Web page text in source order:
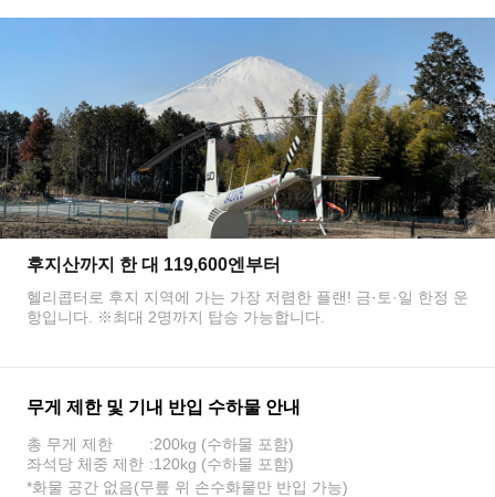
후지산까지 한 대 119,600엔부터
헬리콥터로 후지 지역에 가는 가장 저렴한 플랜! 금·토·일 한정 운
항입니다. ※최대 2명까지 탑승 가능합니다.
무게 제한 및 기내 반입 수하물 안내
총 무게 제한
:200kg (수하물 포함)
좌석당 체중 제한 :120kg (수하물 포함)
*화물 공간 없음(무릎 위 손수화물만 반입 가능)